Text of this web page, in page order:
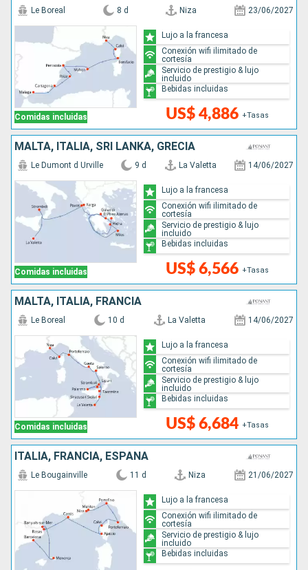
Comidas incluidas
Le Boreal 8 d Niza 23/06/2027
US$ 4,886 +Tasas
Lujo a la francesa
Conexión wifi ilimitado de
cortesía
Servicio de prestigio & lujo
incluido
Bebidas incluidas
MALTA, ITALIA, SRI LANKA, GRECIA
Comidas incluidas
Le Dumont d Urville 9 d La Valetta 14/06/2027
US$ 6,566 +Tasas
Lujo a la francesa
Conexión wifi ilimitado de
cortesía
Servicio de prestigio & lujo
incluido
Bebidas incluidas
MALTA, ITALIA, FRANCIA
Comidas incluidas
Le Boreal 10 d La Valetta 14/06/2027
US$ 6,684 +Tasas
Lujo a la francesa
Conexión wifi ilimitado de
cortesía
Servicio de prestigio & lujo
incluido
Bebidas incluidas
ITALIA, FRANCIA, ESPAÑA
Le Bougainville 11 d Niza 21/06/2027
Lujo a la francesa
Conexión wifi ilimitado de
cortesía
Servicio de prestigio & lujo
incluido
Bebidas incluidas